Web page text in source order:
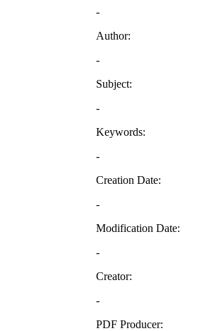
-
Author:
-
Subject:
-
Keywords:
-
Creation Date:
-
Modification Date:
-
Creator:
-
PDF Producer: